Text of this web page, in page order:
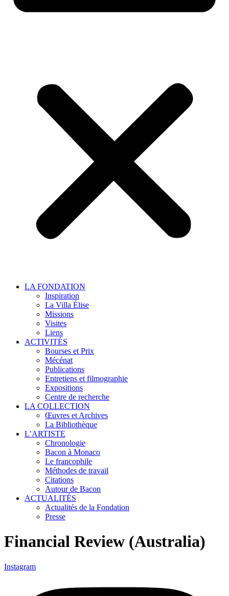
LA FONDATION
Inspiration
La Villa Élise
Missions
Visites
Liens
ACTIVITÉS
Bourses et Prix
Mécénat
Publications
Entretiens et filmographie
Expositions
Centre de recherche
LA COLLECTION
Œuvres et Archives
La Bibliothèque
L’ARTISTE
Chronologie
Bacon à Monaco
Le francophile
Méthodes de travail
Citations
Autour de Bacon
ACTUALITÉS
Actualités de la Fondation
Presse
Financial Review (Australia)
Instagram